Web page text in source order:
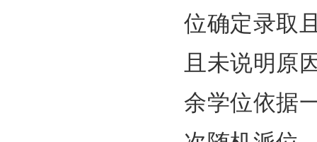
位确定录取
且未说明原
余学位依据